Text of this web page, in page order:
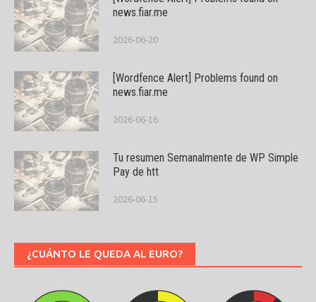
news.fiar.me
2026-06-20
[Wordfence Alert] Problems found on
news.fiar.me
2026-06-16
Tu resumen Semanalmente de WP Simple
Pay de htt
2026-06-15
¿CUÁNTO LE QUEDA AL EURO?